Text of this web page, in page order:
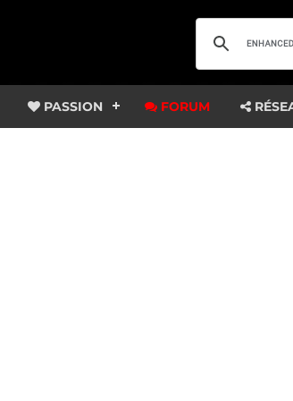
PASSION FORUM